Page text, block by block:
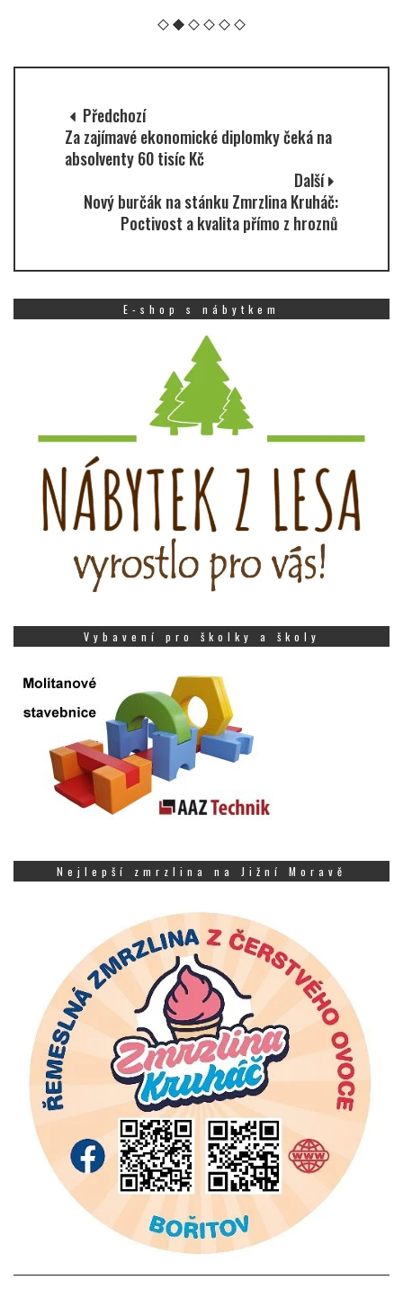
Předchozí
Za zajímavé ekonomické diplomky čeká na
absolventy 60 tisíc Kč
Další
Nový burčák na stánku Zmrzlina Kruháč:
Poctivost a kvalita přímo z hroznů
E-shop s nábytkem
Vybavení pro školky a školy
Nejlepší zmrzlina na Jižní Moravě